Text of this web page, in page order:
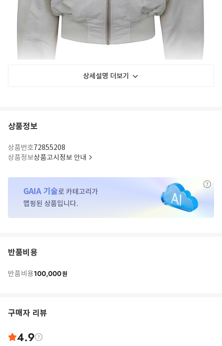
상세설명 더보기
상품정보
상품번호72855208
상품정보상품고시정보 안내
GAIA 기술로 카테고리가
맵핑된 상품입니다.
반품비용
반품비용100,000원
구매자 리뷰
4.9